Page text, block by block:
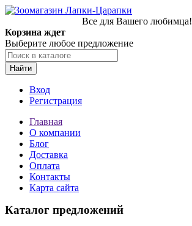
Все для Вашего любимца!
Корзина ждет
Выберите любое предложение
Найти
Вход
Регистрация
Главная
О компании
Блог
Доставка
Оплата
Контакты
Карта сайта
Каталог предложений